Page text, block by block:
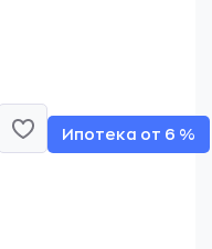
Ипотека от 6 %